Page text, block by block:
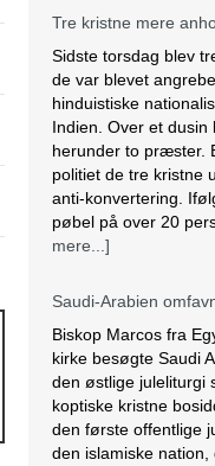
Tre kristne mere
Sidste torsdag blev
de var blevet
hinduistiske
Indien. Over et dusin
herunder to præster.
politiet de tre kristne
anti-konvertering.
pøbel på over 20
mere...]
Saudi-Arabien
Biskop Marcos fra
kirke besøgte Saudi
den østlige juleliturgi
koptiske kristne
den første offentlige
den islamiske